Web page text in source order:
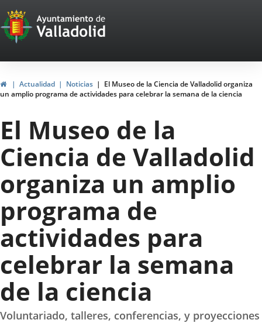
Portal
Web
del
Ayuntamiento
de
Valladolid
InicioActualidad Noticias
El Museo de la Ciencia de Valladolid organiza
un amplio programa de actividades para celebrar la semana de la ciencia
El Museo de la
Ciencia de Valladolid
organiza un amplio
programa de
actividades para
celebrar la semana
de la ciencia
Voluntariado, talleres, conferencias, y proyecciones